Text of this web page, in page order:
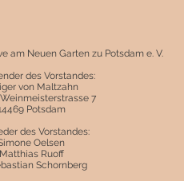
am Neuen Garten zu Potsdam e. V.
des Vorstandes:
von Maltzahn
7
Potsdam
des Vorstandes:
Oelsen
Matthias Ruoff
Schornberg